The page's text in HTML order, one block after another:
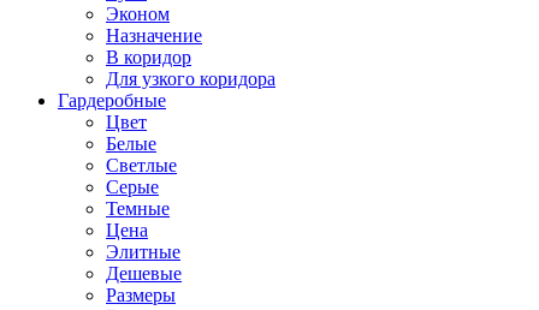
Эконом
Назначение
В коридор
Для узкого коридора
Гардеробные
Цвет
Белые
Светлые
Серые
Темные
Цена
Элитные
Дешевые
Размеры